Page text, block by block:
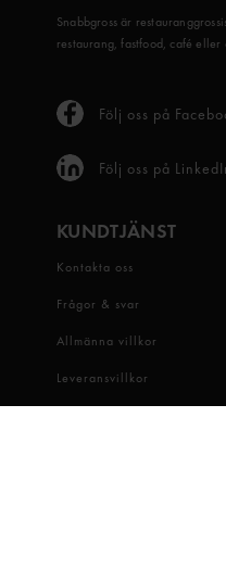
Snabbgross är
restaurang, fastfood, café eller
Följ oss på
Följ oss på
KUNDTJÄNST
Kontakta oss
Frågor & svar
Allmänna villkor
Leveransvillkor